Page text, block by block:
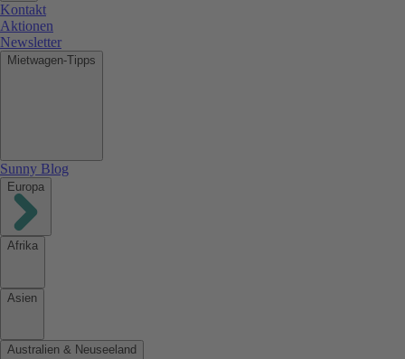
Kontakt
Aktionen
Newsletter
Mietwagen-Tipps
Sunny Blog
Europa
Afrika
Asien
Australien & Neuseeland